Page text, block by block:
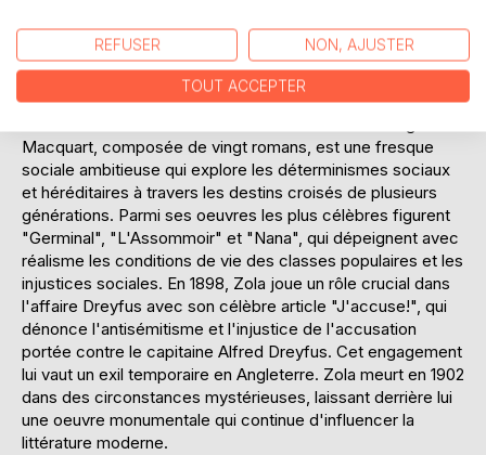
littérature française du XIXe siècle. Connu pour être le chef
de file du naturalisme, Zola a marqué son époque par ses
romans engagés et sa plume incisive. Issu d'une famille
modeste, il commence sa carrière littéraire après avoir
Macquart, composée de vingt romans, est une fresque
sociale ambitieuse qui explore les déterminismes sociaux
et héréditaires à travers les destins croisés de plusieurs
générations. Parmi ses oeuvres les plus célèbres figurent
"Germinal", "L'Assommoir" et "Nana", qui dépeignent avec
réalisme les conditions de vie des classes populaires et les
injustices sociales. En 1898, Zola joue un rôle crucial dans
l'affaire Dreyfus avec son célèbre article "J'accuse!", qui
dénonce l'antisémitisme et l'injustice de l'accusation
portée contre le capitaine Alfred Dreyfus. Cet engagement
lui vaut un exil temporaire en Angleterre. Zola meurt en 1902
dans des circonstances mystérieuses, laissant derrière lui
une oeuvre monumentale qui continue d'influencer la
littérature moderne.
REFUSER NON, AJUSTER
TOUT ACCEPTER